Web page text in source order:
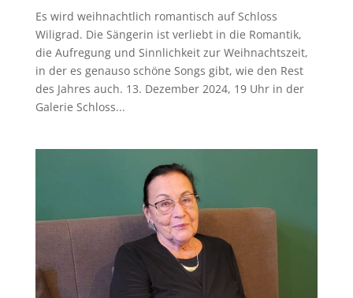
Es wird weihnachtlich romantisch auf Schloss
Wiligrad. Die Sängerin ist verliebt in die Romantik,
die Aufregung und Sinnlichkeit zur Weihnachtszeit,
in der es genauso schöne Songs gibt, wie den Rest
des Jahres auch. 13. Dezember 2024, 19 Uhr in der
Galerie Schloss...